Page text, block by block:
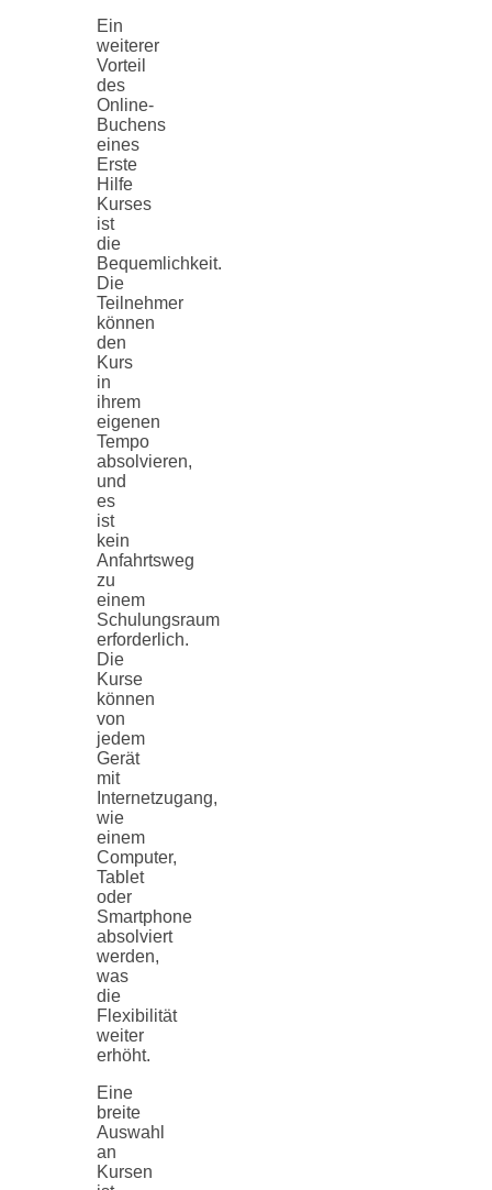
Ein
weiterer
Vorteil
des
Online-
Buchens
eines
Erste
Hilfe
Kurses
ist
die
Bequemlichkeit.
Die
Teilnehmer
können
den
Kurs
in
ihrem
eigenen
Tempo
absolvieren,
und
es
ist
kein
Anfahrtsweg
zu
einem
Schulungsraum
erforderlich.
Die
Kurse
können
von
jedem
Gerät
mit
Internetzugang,
wie
einem
Computer,
Tablet
oder
Smartphone
absolviert
werden,
was
die
Flexibilität
weiter
erhöht.
Eine
breite
Auswahl
an
Kursen